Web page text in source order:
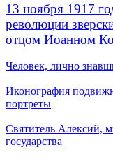
13 ноября 1917
революции
отцом Иоанном
Человек, лично
Иконография
портреты
Святитель Алексий,
государства